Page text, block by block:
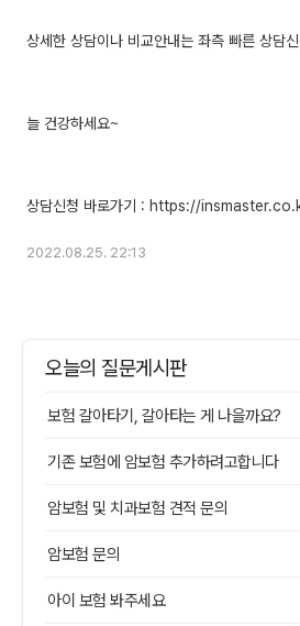
상세한 상담이나 비교안내는 좌측 빠른 상담
늘 건강하세요~
2022.08.25. 22:13
오늘의 질문게시판
보험 갈아타기, 갈아타는 게 나을까요?
기존 보험에 암보험 추가하려고합니다
암보험 및 치과보험 견적 문의
암보험 문의
아이 보험 봐주세요